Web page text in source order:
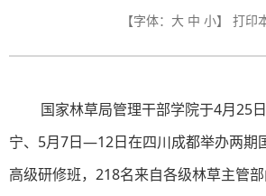
【字体： 大 中 小】 打印
国家林草局管理干部学院于4月25
宁、5月7日—12日在四川成都举办两期
高级研修班，218名来自各级林草主管